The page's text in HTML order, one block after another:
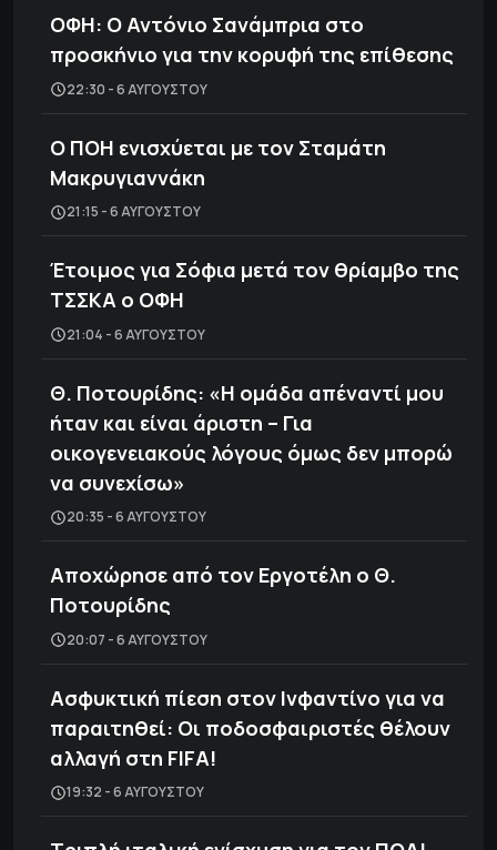
ΟΦΗ: Ο Αντόνιο Σανάμπρια στο
προσκήνιο για την κορυφή της επίθεσης
22:30 - 6 ΑΥΓΟΎΣΤΟΥ
Ο ΠΟΗ ενισχύεται με τον Σταμάτη
Μακρυγιαννάκη
21:15 - 6 ΑΥΓΟΎΣΤΟΥ
Έτοιμος για Σόφια μετά τον θρίαμβο της
ΤΣΣΚΑ ο ΟΦΗ
21:04 - 6 ΑΥΓΟΎΣΤΟΥ
Θ. Ποτουρίδης: «Η ομάδα απέναντί μου
ήταν και είναι άριστη – Για
οικογενειακούς λόγους όμως δεν μπορώ
να συνεχίσω»
20:35 - 6 ΑΥΓΟΎΣΤΟΥ
Αποχώρησε από τον Εργοτέλη ο Θ.
Ποτουρίδης
20:07 - 6 ΑΥΓΟΎΣΤΟΥ
Ασφυκτική πίεση στον Ινφαντίνο για να
παραιτηθεί: Οι ποδοσφαιριστές θέλουν
αλλαγή στη FIFA!
19:32 - 6 ΑΥΓΟΎΣΤΟΥ